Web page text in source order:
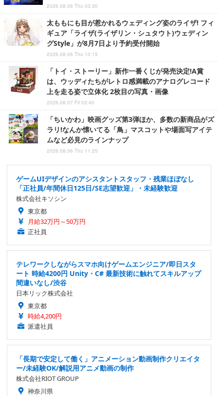
2026.08.06 Thu 03:30
太ももにも目が惹かれるウェディング姿のライザ! フィ
ギュア「ライザ(ライザリン・シュタウト)ウェディン
グStyle」が8月7日より予約受付開始
2026.08.06 Thu 10:15
「トイ・ストーリー」新作一番くじが発売決定!A賞
は、ウッディたちがレトロ感満載のアナログレコード
上を走る姿で立体化 2枚目の写真・画像
2026.08.07 Fri 03:40
「ちいかわ」映画グッズ第3弾ほか、多数の新商品がズ
ラリ!なんか懐いてる「鳥」マスコットや場面写アイテ
ムなど必見のラインナップ
2026.08.06 Thu 11:25
ゲームUIデザインのアシスタントスタッフ・残業ほぼなし
「正社員/年間休日125日/SE志望歓迎」・未経験歓迎
株式会社キソシン
東京都
月給32万円～50万円
正社員
テレワークしながらスマホ向けゲームエンジニア/即日スタ
ート 時給4200円 Unity・C# 最新技術に触れてスキルアップ
間違いなし/渋谷
日本リック株式会社
東京都
時給4,200円
派遣社員
「長期で安定して働く」アニメーション動画制作クリエイタ
ー/未経験OK/解説用アニメ動画の制作
株式会社RIOT GROUP
神奈川県